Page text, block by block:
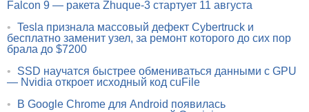
Falcon 9 — ракета Zhuque-3 стартует 11 августа
• Tesla признала массовый дефект Cybertruck и
бесплатно заменит узел, за ремонт которого до сих пор
брала до $7200
•
SSD научатся быстрее обмениваться данными с GPU
— Nvidia откроет исходный код cuFile
•
В Google Chrome для Android появилась